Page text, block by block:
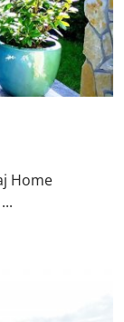
Home